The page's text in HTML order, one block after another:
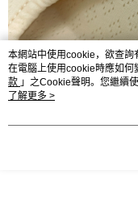
本網站中使用cookie，欲查詢
在電腦上使用cookie時應如何
款 」之Cookie聲明。您繼續
之Cookie聲明使用cookie。
了解更多 >